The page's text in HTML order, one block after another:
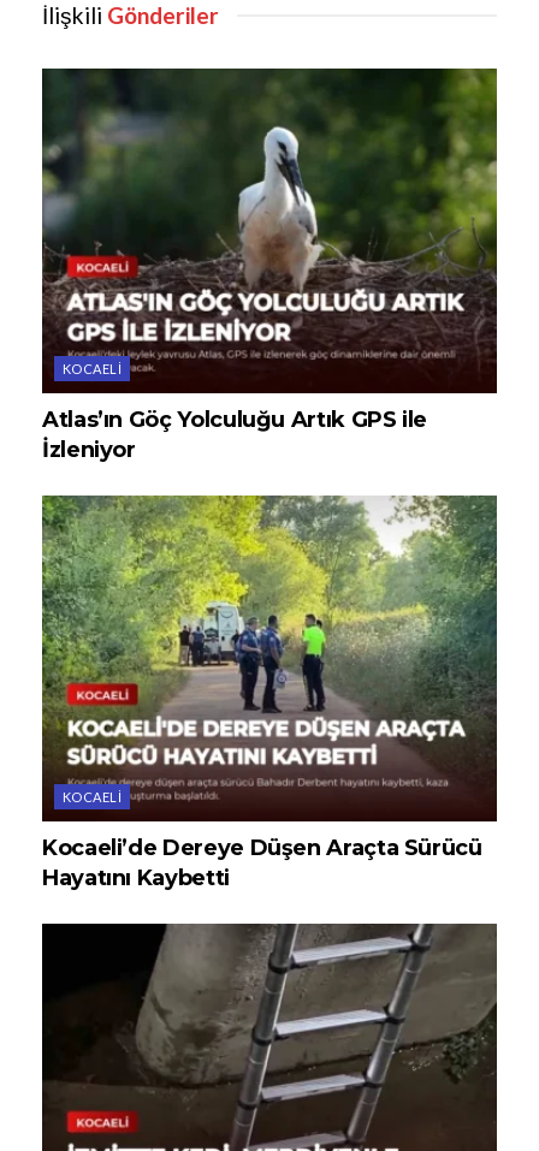
İlişkili Gönderiler
KOCAELI
Atlas’ın Göç Yolculuğu Artık GPS ile
İzleniyor
KOCAELI
Kocaeli’de Dereye Düşen Araçta Sürücü
Hayatını Kaybetti